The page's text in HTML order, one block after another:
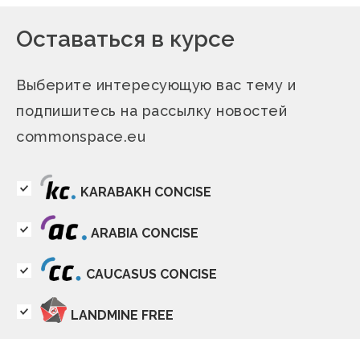
Оставаться в курсе
Выберите интересующую вас тему и
подпишитесь на рассылку новостей
commonspace.eu
KARABAKH CONCISE
ARABIA CONCISE
CAUCASUS CONCISE
LANDMINE FREE